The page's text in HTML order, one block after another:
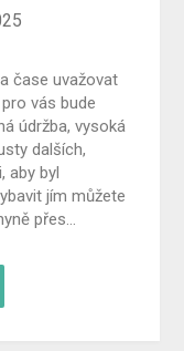
čase uvažovat
vás bude
údržba, vysoká
dalších,
aby byl
jím můžete
přes…